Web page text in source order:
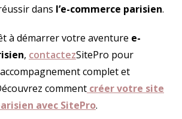
dans l’e-commerce parisien.
à démarrer votre aventure e-
, contactezSitePro pour
complet et
comment créer votre site
avec SitePro.